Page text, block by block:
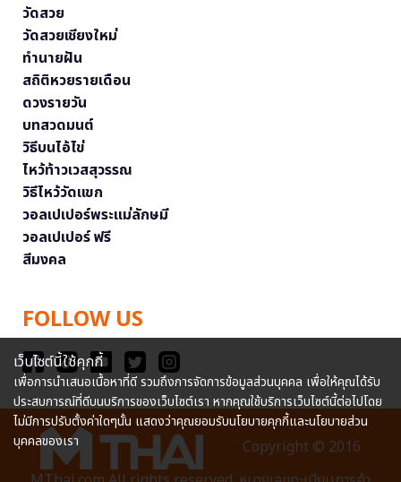
วัดสวย
วัดสวยเชียงใหม่
ทำนายฝัน
สถิติหวยรายเดือน
ดวงรายวัน
บทสวดมนต์
วิธีบนไอ้ไข่
ไหว้ท้าวเวสสุวรรณ
วิธีไหว้วัดแขก
วอลเปเปอร์พระแม่ลักษมี
วอลเปเปอร์ ฟรี
สีมงคล
FOLLOW US
Copyright © 2016
เว็บไซต์นี้ใช้คุกกี้
เพื่อการนำเสนอเนื้อหาที่ดี รวมถึงการจัดการข้อมูลส่วนบุคคล เพื่อให้คุณได้รับ
ประสบการณ์ที่ดีบนบริการของเว็บไซต์เรา หากคุณใช้บริการเว็บไซต์นี้ต่อไปโดย
ไม่มีการปรับตั้งค่าใดๆนั้น แสดงว่าคุณยอมรับนโยบายคุกกี้และนโยบายส่วน
บุคคลของเรา